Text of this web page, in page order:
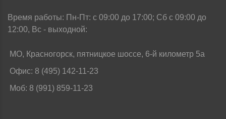
Время работы: Пн-Пт: c 09:00 до 17:00; Сб с 09:00 до
12:00, Вс - выходной:
МО, Красногорск, пятницкое шоссе, 6-й километр 5а
Офис: 8 (495) 142-11-23
Моб: 8 (991) 859-11-23